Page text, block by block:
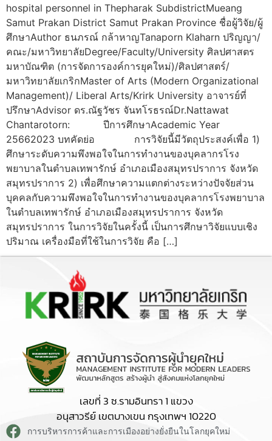
hospital personnel in Thepharak SubdistrictMueang
Samut Prakan District Samut Prakan Province ชื่อผู้วิจัย/ผู้
ศึกษาAuthor ธนภรณ์ กล้าหาญTanaporn Klaharn ปริญญา/
คณะ/มหาวิทยาลัยDegree/Faculty/University ศิลปศาสตร
มหาบัณฑิต (การจัดการองค์การยุคใหม่)/ศิลปศาสตร์/
มหาวิทยาลัยเกริกMaster of Arts (Modern Organizational
Management)/ Liberal Arts/Krirk University อาจารย์ที่
ปรึกษาAdvisor ดร.ณัฐวัชร จันทโรธรณ์Dr.Nattawat
Chantarotorn: ปีการศึกษาAcademic Year
25662023 บทคัดย่อ การวิจัยนี้มีวัตถุประสงค์เพื่อ 1)
ศึกษาระดับความพึงพอใจในการทำงานของบุคลากรโรง
พยาบาลในตำบลเทพารักษ์ อำเภอเมืองสมุทรปราการ จังหวัด
สมุทรปราการ 2) เพื่อศึกษาความแตกต่างระหว่างปัจจัยส่วน
บุคคลกับความพึงพอใจในการทำงานของบุคลากรโรงพยาบาล
ในตำบลเทพารักษ์ อำเภอเมืองสมุทรปราการ จังหวัด
สมุทรปราการ ในการวิจัยในครั้งนี้ เป็นการศึกษาวิจัยแบบเชิง
ปริมาณ เครื่องมือที่ใช้ในการวิจัย คือ […]
เลขที่ 3 ซ.รามอินทรา 1 แขวง
อนุสาวรีย์ เขตบางเขน กรุงเทพฯ 10220
การบริหารการค้าและการเมืองอย่างยั่งยืนในโลกยุคใหม่